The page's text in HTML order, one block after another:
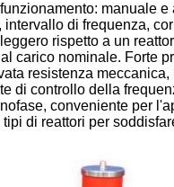
manuale e
di frequenza,
rispetto a un
carico nominale. Forte
resistenza
di controllo della
conveniente per
di reattori per